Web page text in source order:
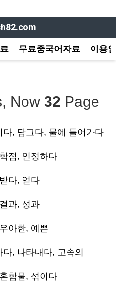
무료중국어자료 이용
Now 32 Page
다, 담그다, 물에 들어가다
점, 인정하다
다, 얻다
과, 성과
아한, 예쁜
, 나타내다, 고속의
합물, 섞이다